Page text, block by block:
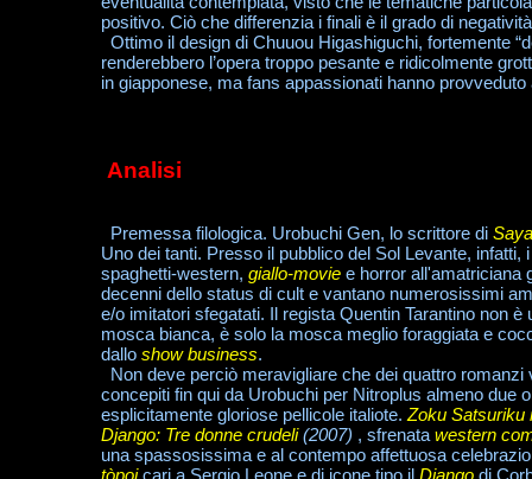
positivo. Ciò che differenzia i finali è il grado di
Ottimo il design di Chuuou Higashiguchi, fortemente
renderebbero l’opera troppo pesante e ridicolmente
in giapponese, ma fans appassionati hanno
Analisi
Premessa filologica. Urobuchi Gen, lo scrittore di
Uno dei tanti. Presso il pubblico del Sol Levante, infatti,
spaghetti-western, giallo-movie e horror all'amatriciana
decenni dello status di cult e vantano numerosissimi
e/o imitatori sfegatati. Il regista Quentin Tarantino non è
mosca bianca, è solo la mosca meglio foraggiata e
dallo show business.
Non deve perciò meravigliare che dei quattro romanzi
concepiti fin qui da Urobuchi per Nitroplus almeno due
esplicitamente gloriose pellicole italiote. Zoku Satsuriku
Django: Tre donne crudeli(2007) , sfrenata western
una spassosissima e al contempo affettuosa
tòpoi cari a Sergio Leone e di icone tipo il Django di